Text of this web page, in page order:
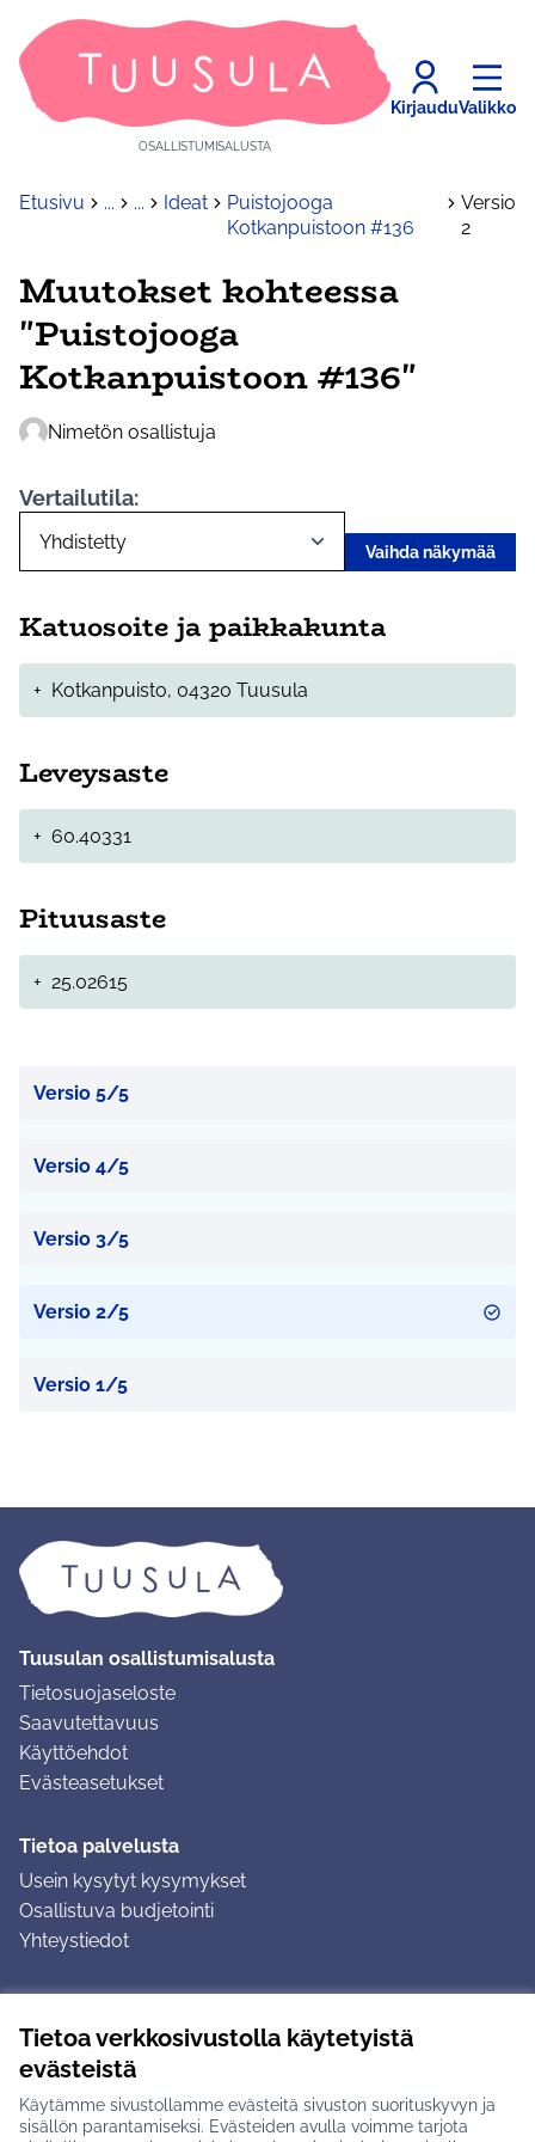
Tietoa verkkosivustolla käytetyistä
evästeistä
Käytämme sivustollamme evästeitä sivuston suorituskyvyn ja
sisällön parantamiseksi. Evästeiden avulla voimme tarjota
OSALLISTUMISALUSTA
KirjauduValikko
Etusivu ... ... Ideat
Puistojooga
Kotkanpuistoon #136
Versio
2
Muutokset kohteessa
"Puistojooga
Kotkanpuistoon #136"
Nimetön osallistuja
Vertailutila:
Vaihda näkymää
Katuosoite ja paikkakunta
+ Kotkanpuisto, 04320 Tuusula
Leveysaste
+ 60.40331
Pituusaste
+ 25.02615
Versio 5/5
Versio 4/5
Versio 3/5
Versio 2/5
Versio 1/5
Tuusulan osallistumisalusta
Tietosuojaseloste
Saavutettavuus
Käyttöehdot
Evästeasetukset
Tietoa palvelusta
Usein kysytyt kysymykset
Osallistuva budjetointi
Yhteystiedot
Ohjeet kirjautumiseen
Ohjeet kommentin jättämiseen